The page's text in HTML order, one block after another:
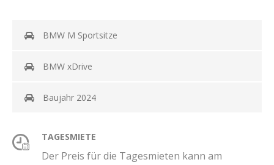
BMW M Sportsitze
BMW xDrive
Baujahr 2024
TAGESMIETE
Der Preis für die Tagesmieten kann am